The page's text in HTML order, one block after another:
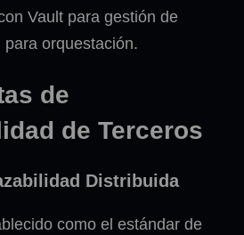
Vault para gestión de
orquestación.
de
de Terceros
Distribuida
como el estándar de